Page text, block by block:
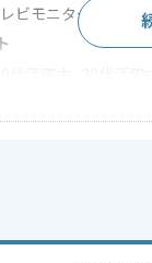
ビモニター設置等
びセキュリティ環
または運用実務経験